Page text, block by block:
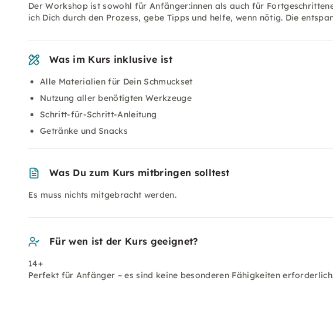
Der Workshop ist sowohl für Anfänger:innen als auch für
ich Dich durch den Prozess, gebe Tipps und helfe, wenn nötig. Die
Was im Kurs inklusive ist
Alle Materialien für Dein Schmuckset
Nutzung aller benötigten Werkzeuge
Schritt-für-Schritt-Anleitung
Getränke und Snacks
Was Du zum Kurs mitbringen solltest
Es muss nichts mitgebracht werden.
Für wen ist der Kurs geeignet?
14+
Perfekt für Anfänger – es sind keine besonderen Fähigkeiten